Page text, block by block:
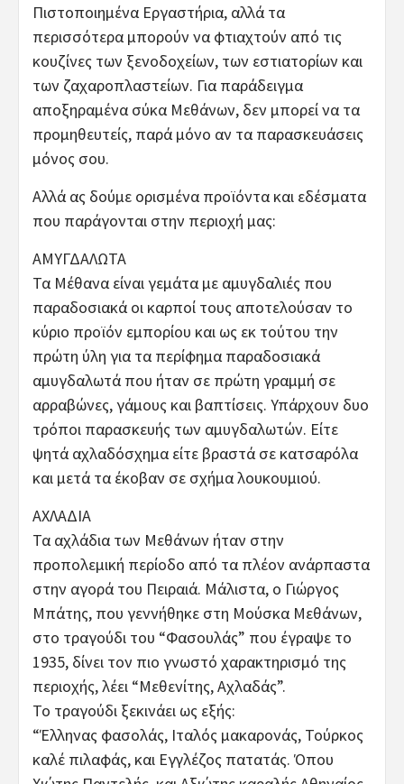
Πιστοποιημένα Εργαστήρια, αλλά τα
περισσότερα μπορούν να φτιαχτούν από τις
κουζίνες των ξενοδοχείων, των εστιατορίων και
των ζαχαροπλαστείων. Για παράδειγμα
αποξηραμένα σύκα Μεθάνων, δεν μπορεί να τα
προμηθευτείς, παρά μόνο αν τα παρασκευάσεις
μόνος σου.
Αλλά ας δούμε ορισμένα προϊόντα και εδέσματα
που παράγονται στην περιοχή μας:
ΑΜΥΓΔΑΛΩΤΑ
Τα Μέθανα είναι γεμάτα με αμυγδαλιές που
παραδοσιακά οι καρποί τους αποτελούσαν το
κύριο προϊόν εμπορίου και ως εκ τούτου την
πρώτη ύλη για τα περίφημα παραδοσιακά
αμυγδαλωτά που ήταν σε πρώτη γραμμή σε
αρραβώνες, γάμους και βαπτίσεις. Υπάρχουν δυο
τρόποι παρασκευής των αμυγδαλωτών. Είτε
ψητά αχλαδόσχημα είτε βραστά σε κατσαρόλα
και μετά τα έκοβαν σε σχήμα λουκουμιού.
ΑΧΛΑΔΙΑ
Τα αχλάδια των Μεθάνων ήταν στην
προπολεμική περίοδο από τα πλέον ανάρπαστα
στην αγορά του Πειραιά. Μάλιστα, ο Γιώργος
Μπάτης, που γεννήθηκε στη Μούσκα Μεθάνων,
στο τραγούδι του “Φασουλάς” που έγραψε το
1935, δίνει τον πιο γνωστό χαρακτηρισμό της
περιοχής, λέει “Μεθενίτης, Αχλαδάς”.
Το τραγούδι ξεκινάει ως εξής:
“Έλληνας φασολάς, Ιταλός μακαρονάς, Τούρκος
καλέ πιλαφάς, και Εγγλέζος πατατάς. Όπου